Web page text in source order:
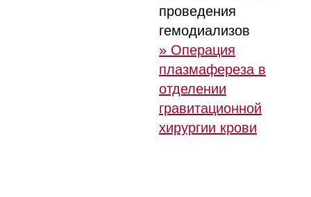
проведения
гемодиализов
» Операция
плазмафереза в
отделении
гравитационной
хирургии крови